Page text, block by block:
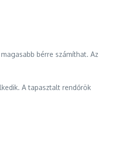
bérre számíthat. Az
A tapasztalt rendőrök